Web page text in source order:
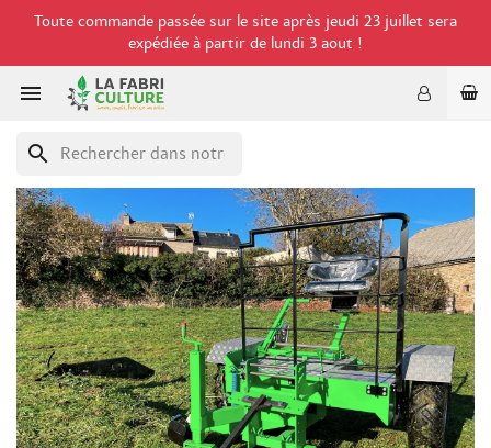
Toute commande passée sur le site après jeudi 23 juillet sera
expédiée à partir de lundi 3 aout !

search